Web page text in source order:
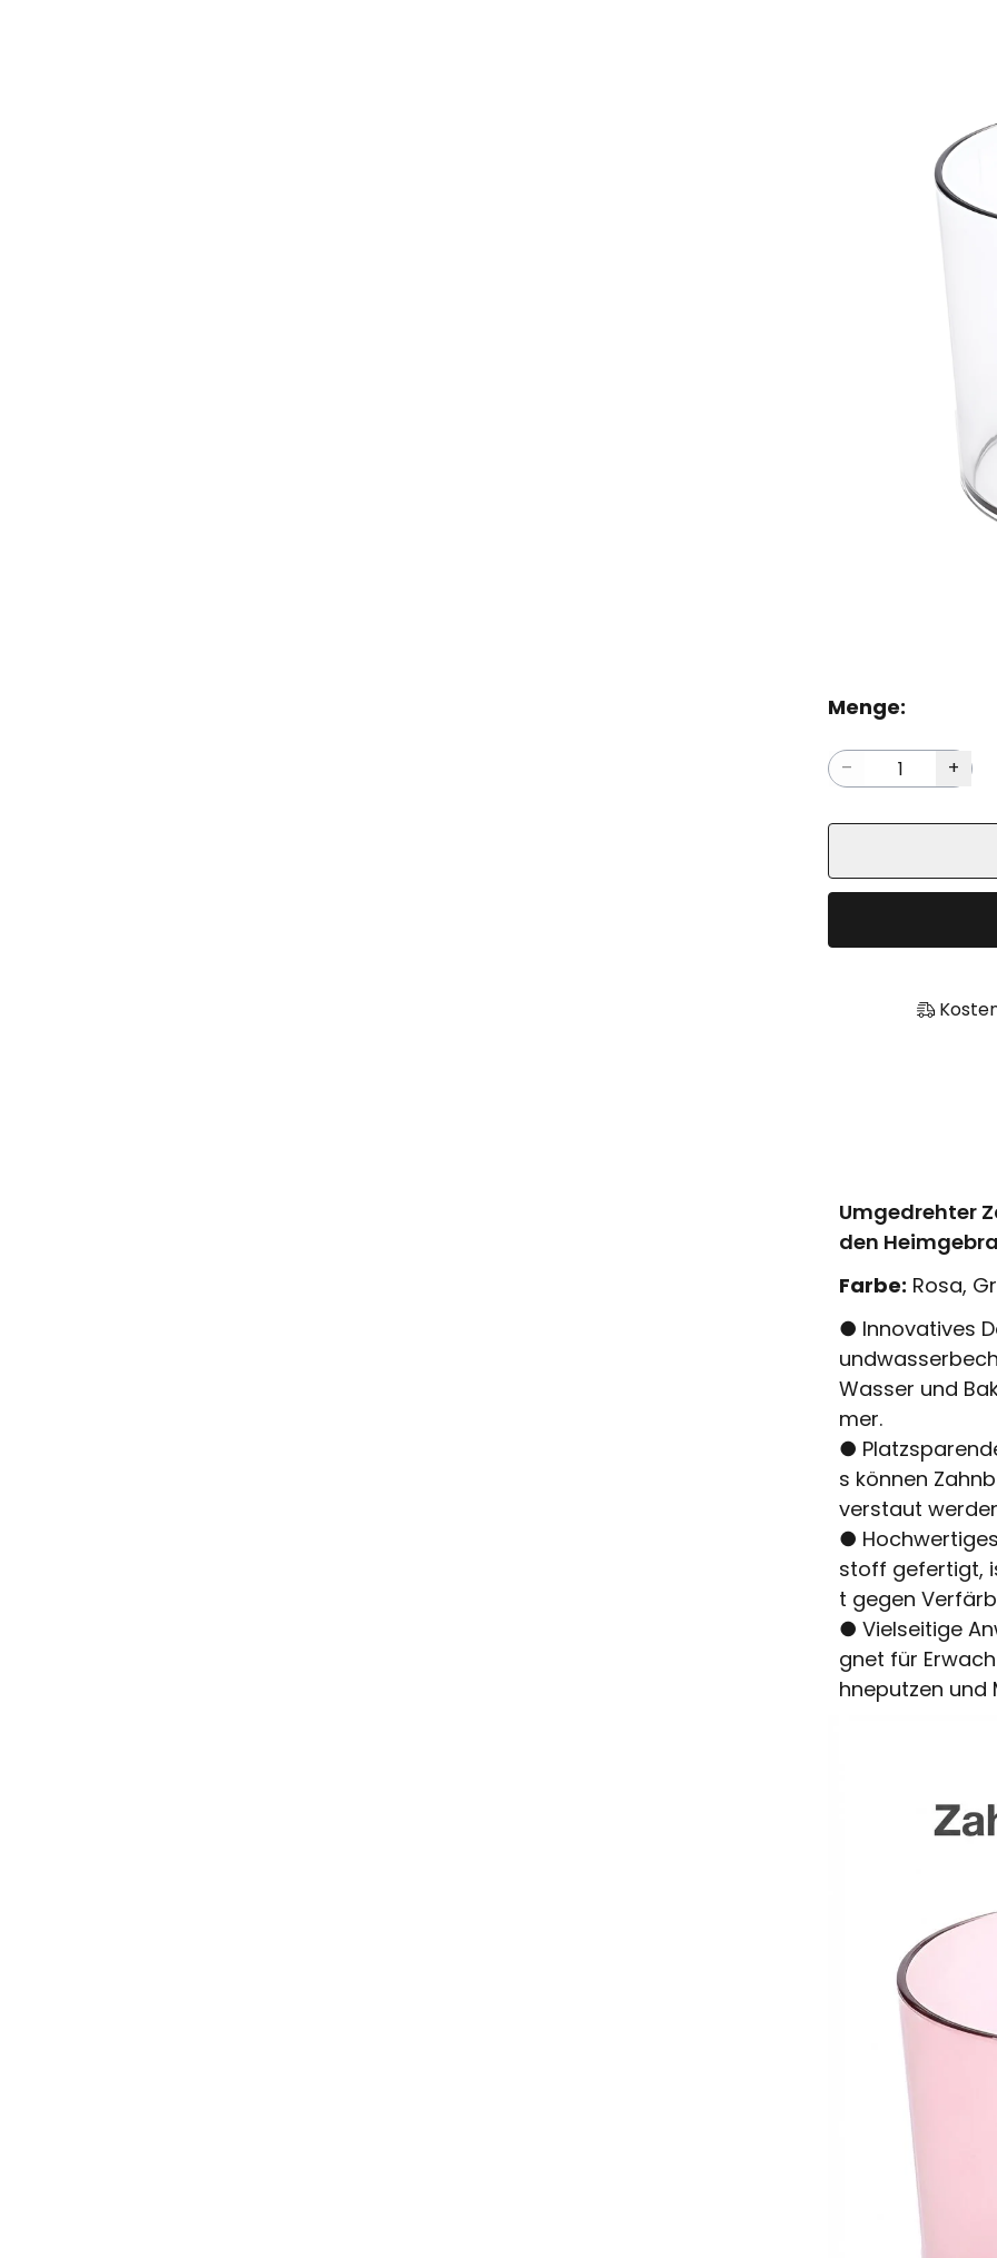
Menge:
Umgedrehter
den
Farbe: Rosa,
● Innovatives
Wasser und
mer.
●
s können
verstaut
●
stoff gefertigt,
t gegen
● Vielseitige
gnet für
hneputzen und